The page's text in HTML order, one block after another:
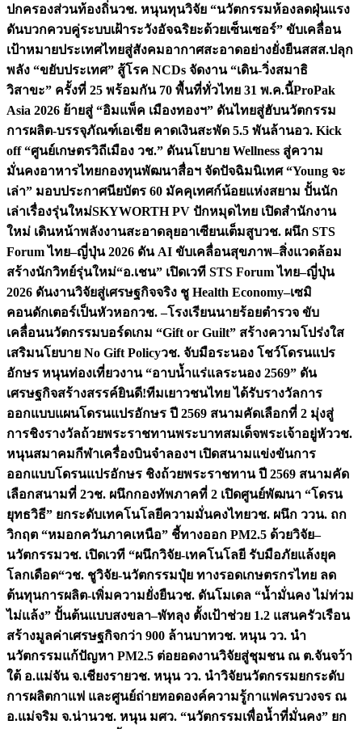
ปกครองส่วนท้องถิ่นวช. หนุนทุนวิจัย “นวัตกรรมห้องลดฝุ่นแรง
ดันบวกควบคู่ระบบเฝ้าระวังอัจฉริยะด้วยเซ็นเซอร์” ขับเคลื่อน
เป้าหมายประเทศไทยสู่สังคมอากาศสะอาดอย่างยั่งยืนสสส.ปลุก
พลัง “ขยับประเทศ” สู้โรค NCDs จัดงาน “เดิน-วิ่งสมาธิ
วิสาขะ” ครั้งที่ 25 พร้อมกัน 70 พื้นที่ทั่วไทย 31 พ.ค.นี้ProPak
Asia 2026 ย้ายสู่ “อิมแพ็ค เมืองทองฯ” ดันไทยสู่ฮับนวัตกรรม
การผลิต-บรรจุภัณฑ์เอเชีย คาดเงินสะพัด 5.5 พันล้านอว. Kick
off “ศูนย์เกษตรวิถีเมือง วช.” ดันนโยบาย Wellness สู่ความ
มั่นคงอาหารไทยกองทุนพัฒนาสื่อฯ จัดปัจฉิมนิเทศ “Young จะ
เล่า” มอบประกาศนียบัตร 60 มัคคุเทศก์น้อยแห่งสยาม ปั้นนัก
เล่าเรื่องรุ่นใหม่SKYWORTH PV ปักหมุดไทย เปิดสำนักงาน
ใหม่ เดินหน้าพลังงานสะอาดลุยอาเซียนเต็มสูบวช. ผนึก STS
Forum ไทย–ญี่ปุ่น 2026 ดัน AI ขับเคลื่อนสุขภาพ–สิ่งแวดล้อม
สร้างนักวิทย์รุ่นใหม่“อ.เชน” เปิดเวที STS Forum ไทย–ญี่ปุ่น
2026 ดันงานวิจัยสู่เศรษฐกิจจริง ชู Health Economy–เซมิ
คอนดักเตอร์เป็นหัวหอกวช. –โรงเรียนนายร้อยตำรวจ ขับ
เคลื่อนนวัตกรรมบอร์ดเกม “Gift or Guilt” สร้างความโปร่งใส
เสริมนโยบาย No Gift Policyวช. จับมือระนอง โชว์โดรนแปร
อักษร หนุนท่องเที่ยวงาน “อาบน้ำแร่แลระนอง 2569” ดัน
เศรษฐกิจสร้างสรรค์ยินดี!ทีมเยาวชนไทย ได้รับรางวัลการ
ออกแบบแผนโดรนแปรอักษร ปี 2569 สนามคัดเลือกที่ 2 มุ่งสู่
การชิงรางวัลถ้วยพระราชทานพระบาทสมเด็จพระเจ้าอยู่หัววช.
หนุนสมาคมกีฬาเครื่องบินจำลองฯ เปิดสนามแข่งขันการ
ออกแบบโดรนแปรอักษร ชิงถ้วยพระราชทาน ปี 2569 สนามคัด
เลือกสนามที่ 2วช. ผนึกกองทัพภาคที่ 2 เปิดศูนย์พัฒนา “โดรน
ยุทธวิธี” ยกระดับเทคโนโลยีความมั่นคงไทยวช. ผนึก ววน. ถก
วิกฤต “หมอกควันภาคเหนือ” ชี้ทางออก PM2.5 ด้วยวิจัย–
นวัตกรรมวช. เปิดเวที “ผนึกวิจัย-เทคโนโลยี รับมือภัยแล้งยุค
โลกเดือด“วช. ชูวิจัย-นวัตกรรมปุ๋ย ทางรอดเกษตรกรไทย ลด
ต้นทุนการผลิต-เพิ่มความยั่งยืนวช. ดันโมเดล “น้ำมั่นคง ไม่ท่วม
ไม่แล้ง” ปั้นต้นแบบสงขลา–พัทลุง ตั้งเป้าช่วย 1.2 แสนครัวเรือน
สร้างมูลค่าเศรษฐกิจกว่า 900 ล้านบาทวช. หนุน วว. นำ
นวัตกรรมแก้ปัญหา PM2.5 ต่อยอดงานวิจัยสู่ชุมชน ณ ต.จันจว้า
ใต้ อ.แม่จัน จ.เชียงรายวช. หนุน วว. นำวิจัยนวัตกรรมยกระดับ
การผลิตกาแฟ และศูนย์ถ่ายทอดองค์ความรู้กาแฟครบวงจร ณ
อ.แม่จริม จ.น่านวช. หนุน มศว. “นวัตกรรมเพื่อน้ำที่มั่นคง” ยก